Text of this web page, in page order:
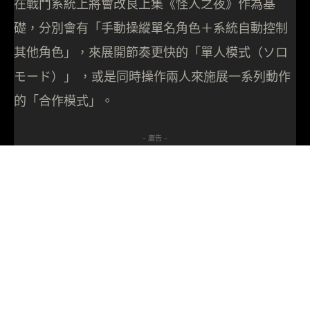
在戰鬥系統上將會改良上集《怪人之夜》作為基
礎，分別會有「手動操縱單名角色＋系統自動控制
其他角色」，來展開節奏更快的「單人模式（ソロ
モード）」 ，或是同時操作兩人來施展一系列動作
的「合作模式」。
- 廣告 -